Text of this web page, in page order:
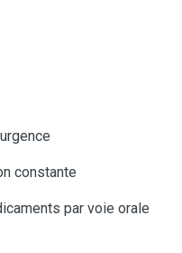
constante
par voie orale